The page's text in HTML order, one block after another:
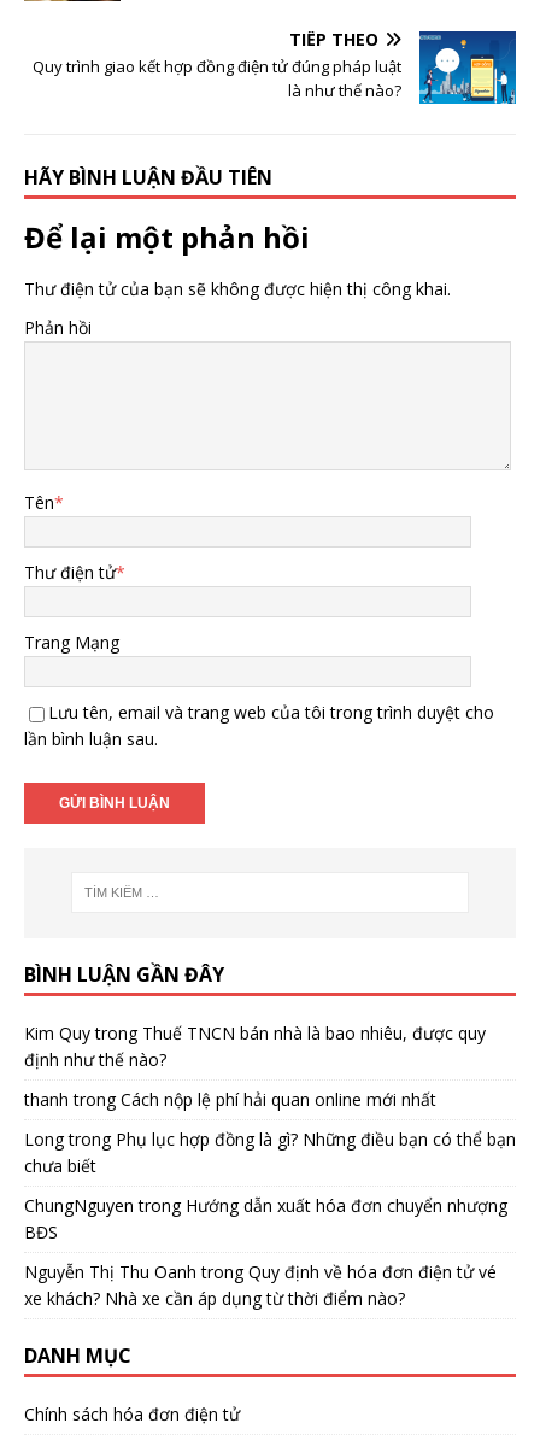
TIẾP THEO
Quy trình giao kết hợp đồng điện tử đúng pháp luật
là như thế nào?
HÃY BÌNH LUẬN ĐẦU TIÊN
Để lại một phản hồi
Thư điện tử của bạn sẽ không được hiện thị công khai.
Phản hồi
Tên*
Thư điện tử*
Trang Mạng
Lưu tên, email và trang web của tôi trong trình duyệt cho
lần bình luận sau.
BÌNH LUẬN GẦN ĐÂY
Kim Quytrong Thuế TNCN bán nhà là bao nhiêu, được quy
định như thế nào?
thanh trongCách nộp lệ phí hải quan online mới nhất
Longtrong Phụ lục hợp đồng là gì? Những điều bạn có thể bạn
chưa biết
ChungNguyen trong Hướng dẫn xuất hóa đơn chuyển nhượng
BĐS
Nguyễn Thị Thu Oanh trongQuy định về hóa đơn điện tử vé
xe khách? Nhà xe cần áp dụng từ thời điểm nào?
DANH MỤC
Chính sách hóa đơn điện tử